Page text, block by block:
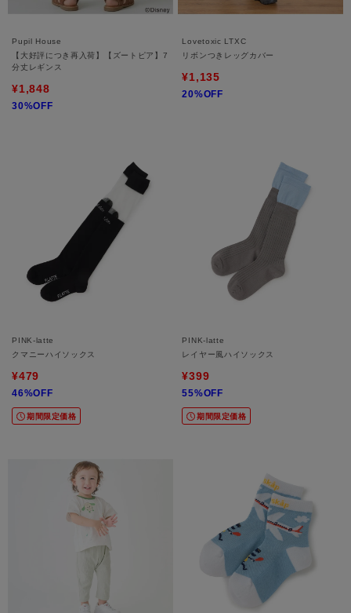
Pupil House
【大好評につき再入荷】【ズートピア】7
分丈レギンス
¥1,848
30%OFF
Lovetoxic LTXC
リボンつきレッグカバー
¥1,135
20%OFF
PINK-latte
クマニーハイソックス
¥479
46%OFF
期間限定価格
PINK-latte
レイヤー風ハイソックス
¥399
55%OFF
期間限定価格